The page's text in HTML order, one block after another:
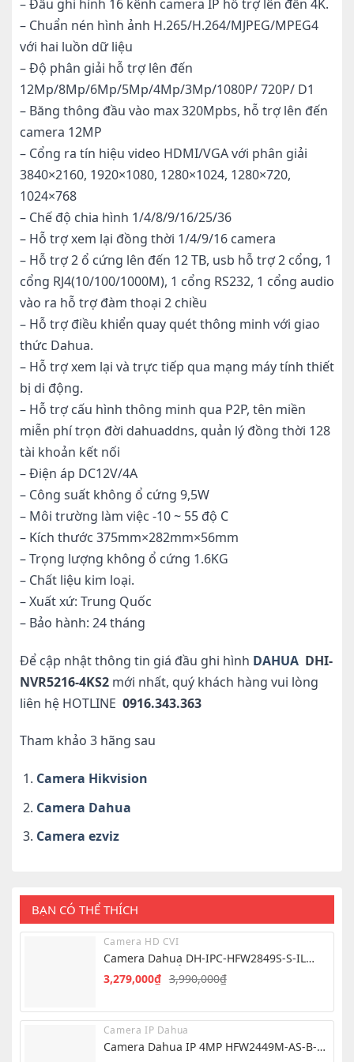
– Đầu ghi hình 16 kênh camera IP hỗ trợ lên đến 4K.
– Chuẩn nén hình ảnh H.265/H.264/MJPEG/MPEG4
với hai luồn dữ liệu
– Độ phân giải hỗ trợ lên đến
12Mp/8Mp/6Mp/5Mp/4Mp/3Mp/1080P/ 720P/ D1
– Băng thông đầu vào max 320Mpbs, hỗ trợ lên đến
camera 12MP
– Cổng ra tín hiệu video HDMI/VGA với phân giải
3840×2160, 1920×1080, 1280×1024, 1280×720,
1024×768
– Chế độ chia hình 1/4/8/9/16/25/36
– Hỗ trợ xem lại đồng thời 1/4/9/16 camera
– Hỗ trợ 2 ổ cứng lên đến 12 TB, usb hỗ trợ 2 cổng, 1
cổng RJ4(10/100/1000M), 1 cổng RS232, 1 cổng audio
vào ra hỗ trợ đàm thoại 2 chiều
– Hỗ trợ điều khiển quay quét thông minh với giao
thức Dahua.
– Hỗ trợ xem lại và trực tiếp qua mạng máy tính thiết
bị di động.
– Hỗ trợ cấu hình thông minh qua P2P, tên miền
miễn phí trọn đời dahuaddns, quản lý đồng thời 128
tài khoản kết nối
– Điện áp DC12V/4A
– Công suất không ổ cứng 9,5W
– Môi trường làm việc -10 ~ 55 độ C
– Kích thước 375mm×282mm×56mm
– Trọng lượng không ổ cứng 1.6KG
– Chất liệu kim loại.
– Xuất xứ: Trung Quốc
– Bảo hành: 24 tháng
Để cập nhật thông tin giá đầu ghi hình DAHUA DHI-
NVR5216-4KS2mới nhất, quý khách hàng vui lòng
liên hệ HOTLINE 0916.343.363
Tham khảo 3 hãng sau
Camera Hikvision
Camera Dahua
Camera ezviz
BẠN CÓ THỂ THÍCH
Camera HD CVI
Camera Dahua DH-IPC-HFW2849S-S-IL
8.0MP – Hình Ảnh 4K Siêu Nét
3,990,000₫
Giá
là:
3,990,000₫.
3,279,000₫
Giá
tại
là:
Camera IP Dahua
Camera Dahua IP 4MP HFW2449M-AS-B-